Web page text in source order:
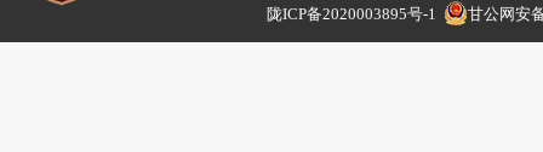
陇ICP备2020003895号-1
甘公网安